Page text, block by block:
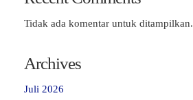
Tidak ada komentar untuk ditampilkan.
Archives
Juli 2026